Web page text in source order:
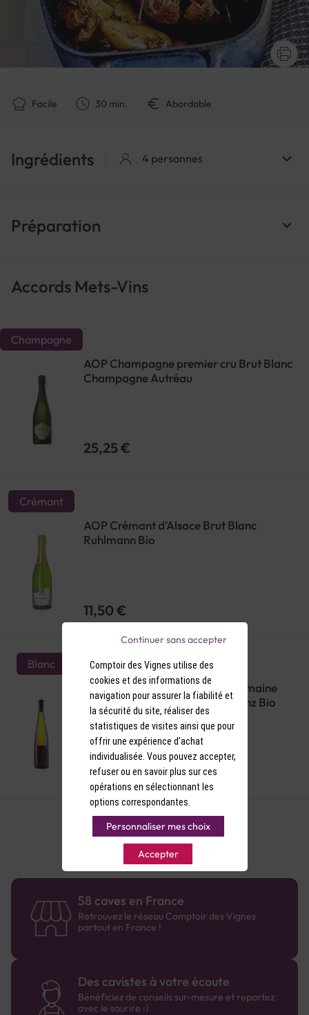
Facile 30 min. Abordable
Ingrédients 4 personnes
Préparation
Accords Mets-Vins
Champagne
AOP Champagne premier cru Brut Blanc
Champagne Autréau
25,25 €
Crémant
AOP Crémant d’Alsace Brut Blanc
Ruhlmann Bio
11,50 €
Blanc
AOP Alsace grand cru Blanc Domaine
Bott-Geyl Pinot Gris Sonnenglanz Bio
2012
33,90 €
58 caves en France
Retrouvez le réseau Comptoir des Vignes
partout en France !
Des cavistes à votre écoute
Bénéficiez de conseils sur-mesure et repartez
avec le sourire :)
Comptoir des Vignes utilise des
cookies et des informations de
navigation pour assurer la fiabilité et
la sécurité du site, réaliser des
statistiques de visites ainsi que pour
offrir une expérience d'achat
individualisée. Vous pouvez accepter,
refuser ou en savoir plus sur ces
opérations en sélectionnant les
options correspondantes.
Personnaliser mes choix
Accepter
Continuer sans accepter